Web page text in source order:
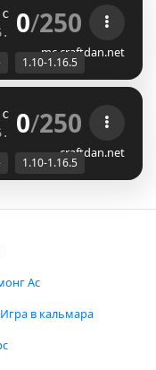
//
1.16.5 //
0/250
mc.craftdan.net
1.10-1.16.5
//
1.16.5 //
0/250
craftdan.net
1.10-1.16.5
Ас
в кальмара